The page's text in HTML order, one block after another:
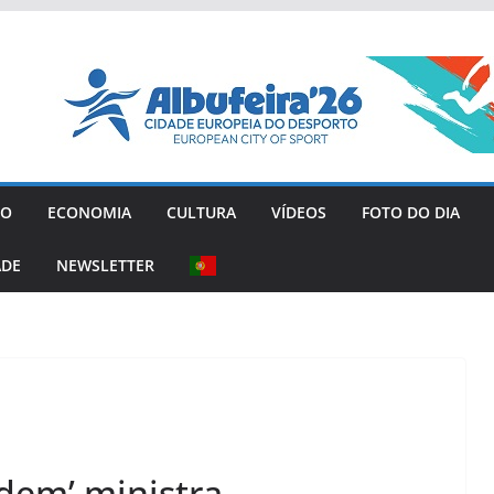
ECONOMIA CULTURA VÍDEOS FOTO DO DIA
NEWSLETTER